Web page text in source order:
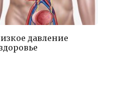
давление